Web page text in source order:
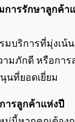
การรักษาลูกค้า
มบริการที่มุ่งเน้
มภักดี หรือการ
นที่ยอดเยี่ยม
ารลูกค้าแห่งปี